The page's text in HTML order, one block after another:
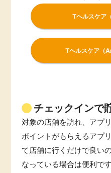
Tヘルスケア
Tヘルスケア（
チェックインで
対象の店舗を訪れ、アプ
ポイントがもらえるアプ
て店舗に行くだけで良い
なっている場合は便利で